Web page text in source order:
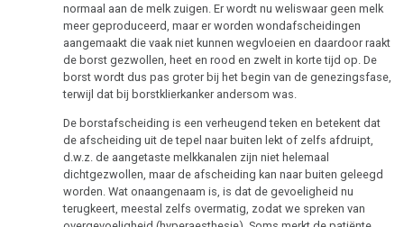
normaal aan de melk zuigen. Er wordt nu weliswaar geen melk
meer geproduceerd, maar er worden wondafscheidingen
aangemaakt die vaak niet kunnen wegvloeien en daardoor raakt
de borst gezwollen, heet en rood en zwelt in korte tijd op. De
borst wordt dus pas groter bij het begin van de genezingsfase,
terwijl dat bij borstklierkanker andersom was.
De borstafscheiding is een verheugend teken en betekent dat
de afscheiding uit de tepel naar buiten lekt of zelfs afdruipt,
d.w.z. de aangetaste melkkanalen zijn niet helemaal
dichtgezwollen, maar de afscheiding kan naar buiten geleegd
worden. Wat onaangenaam is, is dat de gevoeligheid nu
terugkeert, meestal zelfs overmatig, zodat we spreken van